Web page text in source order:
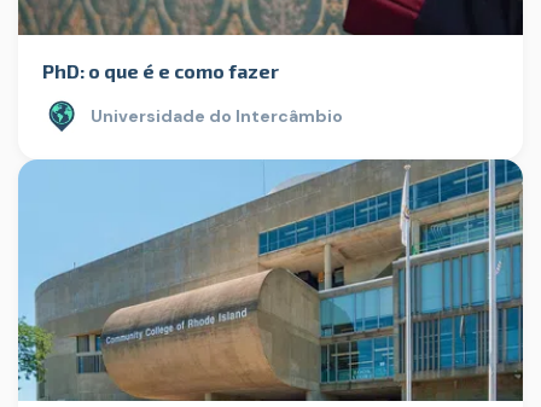
PhD: o que é e como fazer
Universidade do Intercâmbio